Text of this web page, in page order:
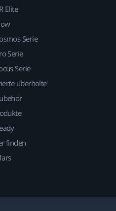
Elite
Serie
Serie
Serie
überholte
finden